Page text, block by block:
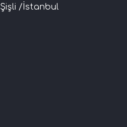
Şişli /İstanbul